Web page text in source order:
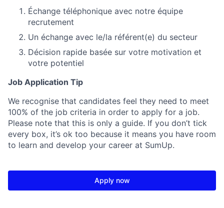
Échange téléphonique avec notre équipe
recrutement
Un échange avec le/la référent(e) du secteur
Décision rapide basée sur votre motivation et
votre potentiel
Job Application Tip
We recognise that candidates feel they need to meet
100% of the job criteria in order to apply for a job.
Please note that this is only a guide. If you don’t tick
every box, it’s ok too because it means you have room
to learn and develop your career at SumUp.
Apply now